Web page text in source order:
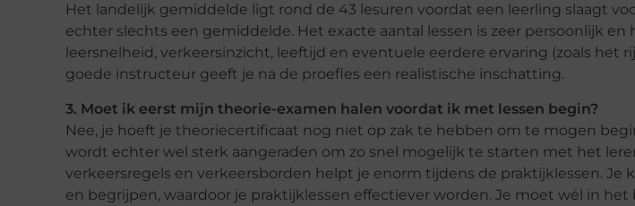
Het landelijk gemiddelde ligt rond de 43 lesuren voordat een leerling slaagt
echter slechts een gemiddelde. Het exacte aantal lessen is zeer persoonlijk en
leersnelheid, verkeersinzicht, leeftijd en eventuele eerdere ervaring (zoals het
goede instructeur geeft je na de proefles een realistische inschatting.
3. Moet ik eerst mijn theorie-examen halen voordat ik met lessen begin?
Nee, je hoeft je theoriecertificaat nog niet op zak te hebben om te mogen
wordt echter wel sterk aangeraden om zo snel mogelijk te starten met het
verkeersregels en verkeersborden helpt je enorm tijdens de praktijklessen. Je
en begrijpen, waardoor je praktijklessen effectiever worden. Je moet wél in het